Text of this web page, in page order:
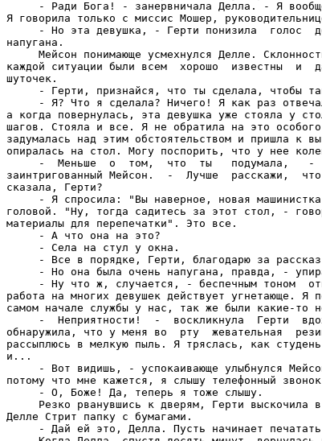
- Ради Бога! - занервничала Делла. - Я
Я говорила только с миссис Мошер,
- Но эта девушка, - Герти понизила  голос
напугана.
Мейсон понимающе усмехнулся Делле.
каждой ситуации были всем  хорошо  известны  и
шуточек.
- Герти, признайся, что ты сделала, чтобы
- Я? Что я сделала? Ничего! Я как раз
а когда повернулась, эта девушка уже стояла у
шагов. Стояла и все. Я не обратила на это
задумалась над этим обстоятельством и пришла к
опиралась на стол. Могу поспорить, что у нее
-  Меньше  о  том,  что  ты   подумала,   -
заинтригованный Мейсон.  -  Лучше  расскажи,
сказала, Герти?
- Я спросила: "Вы наверное, новая
головой. "Ну, тогда садитесь за этот стол, -
материалы для перепечатки". Это все.
     - А что она на это?
     - Села на стул у окна.
- Все в порядке, Герти, благодарю за
- Но она была очень напугана, правда, -
- Ну что ж, случается, - беспечным тоном
работа на многих девушек действует угнетающе.
самом начале службы у нас, так же были какие-то
-  Неприятности!  -  воскликнула  Герти
обнаружила, что у меня во  рту  жевательная
рассыплюсь в мелкую пыль. Я тряслась, как
и...
- Вот видишь, - успокаивающе улыбнулся
потому что мне кажется, я слышу телефонный
     - О, Боже! Да, теперь я тоже слышу.
Резко рванувшись к дверям, Герти выскочила
Делле Стрит папку с бумагами.
- Дай ей это, Делла. Пусть начинает